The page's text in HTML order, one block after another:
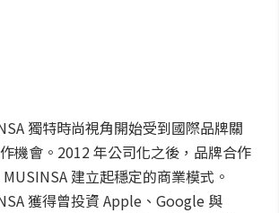
獨特時尚視角開始受到國際品牌關
機會。2012 年公司化之後，品牌合作
建立起穩定的商業模式。
獲得曾投資 Apple、Google 與